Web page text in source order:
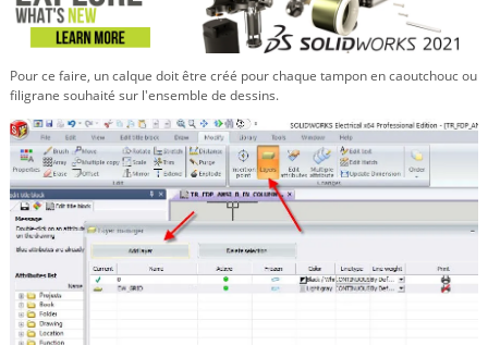
Pour ce faire, un calque doit être créé pour chaque tampon en caoutchouc ou
filigrane souhaité sur l'ensemble de dessins.